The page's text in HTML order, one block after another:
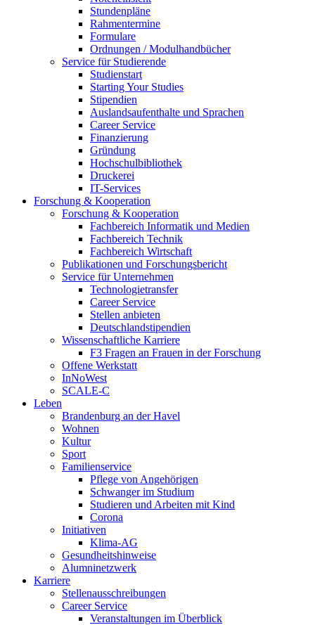
Stundenpläne
Rahmentermine
Formulare
Ordnungen / Modulhandbücher
Service für Studierende
Studienstart
Starting Your Studies
Stipendien
Auslandsaufenthalte und Sprachen
Career Service
Finanzierung
Gründung
Hochschulbibliothek
Druckerei
IT-Services
Forschung & Kooperation
Forschung & Kooperation
Fachbereich Informatik und Medien
Fachbereich Technik
Fachbereich Wirtschaft
Publikationen und Forschungsbericht
Service für Unternehmen
Technologietransfer
Career Service
Stellen anbieten
Deutschlandstipendien
Wissenschaftliche Karriere
F3 Fragen an Frauen in der Forschung
Offene Werkstatt
InNoWest
SCALE-C
Leben
Brandenburg an der Havel
Wohnen
Kultur
Sport
Familienservice
Pflege von Angehörigen
Schwanger im Studium
Studieren und Arbeiten mit Kind
Corona
Initiativen
Klima-AG
Gesundheitshinweise
Alumninetzwerk
Karriere
Stellenausschreibungen
Career Service
Veranstaltungen im Überblick